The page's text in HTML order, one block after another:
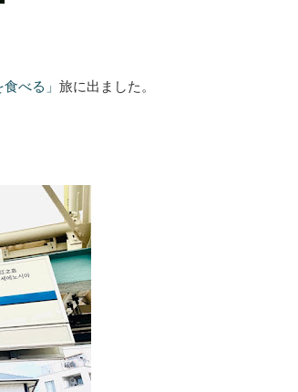
べる」 旅に出ました。